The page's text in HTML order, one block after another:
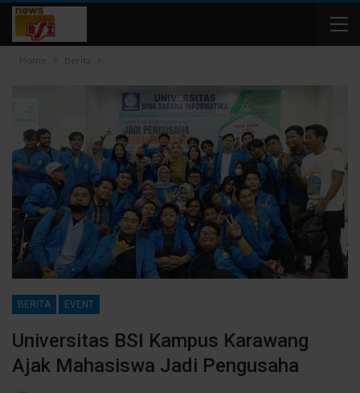
Home Berita
BERITA EVENT
Universitas BSI Kampus Karawang
Ajak Mahasiswa Jadi Pengusaha